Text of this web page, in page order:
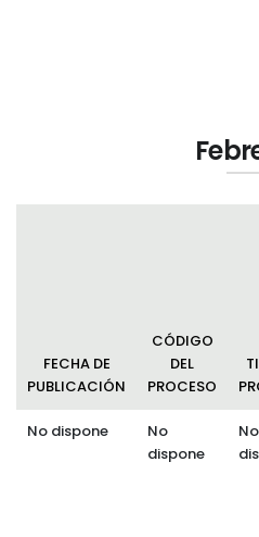
FECHA DE
PUBLICACIÓN
CÓDIGO
DEL
PROCESO
No dispone
No
dispone
No